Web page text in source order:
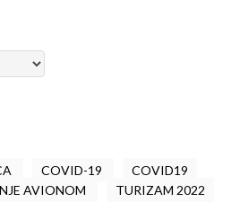
COVID-19
COVID19
AVIONOM TURIZAM 2022